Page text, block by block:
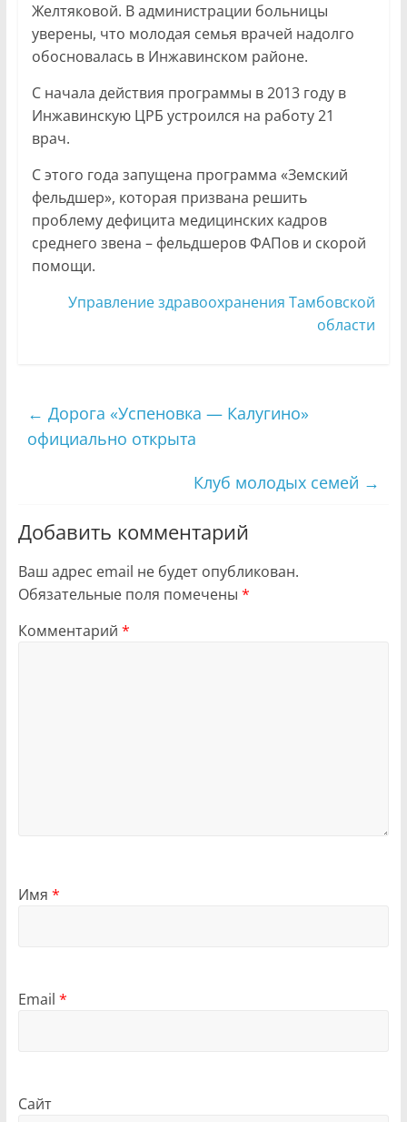
Желтяковой. В администрации больницы
уверены, что молодая семья врачей надолго
обосновалась в Инжавинском районе.
С начала действия программы в 2013 году в
Инжавинскую ЦРБ устроился на работу 21
врач.
С этого года запущена программа «Земский
фельдшер», которая призвана решить
проблему дефицита медицинских кадров
среднего звена – фельдшеров ФАПов и скорой
помощи.
Управление здравоохранения Тамбовской
области
← Дорога «Успеновка — Калугино»
официально открыта
Клуб молодых семей →
Добавить комментарий
Ваш адрес email не будет опубликован.
Обязательные поля помечены *
Комментарий *
Имя *
Email *
Сайт